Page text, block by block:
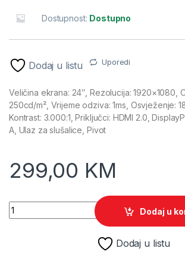
Dostupnost: Dostupno
Dodaj u listu Uporedi
Veličina ekrana: 24″, Rezolucija: 1920×1080,
250cd/m², Vrijeme odziva: 1ms, Osvježenje:
Kontrast: 3.000:1, Priključci: HDMI 2.0,
A, Ulaz za slušalice, Pivot
299,00 KM
24" SAMSUNG LS24DG300EUXEN
Dodaj u
Dodaj u listu